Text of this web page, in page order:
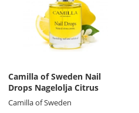
Camilla of Sweden Nail
Drops Nagelolja Citrus
Camilla of Sweden